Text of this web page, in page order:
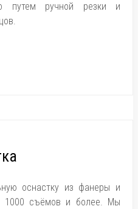
путем ручной резки и
оснастку из фанеры и
1000 съёмов и более. Мы